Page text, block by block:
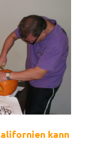
kann